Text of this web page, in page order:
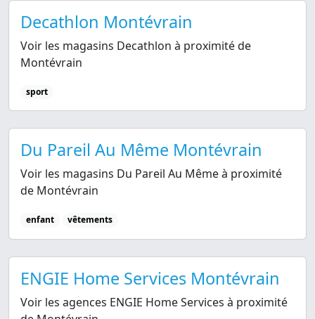
Decathlon Montévrain
Voir les magasins Decathlon à proximité de
Montévrain
sport
Du Pareil Au Même Montévrain
Voir les magasins Du Pareil Au Même à proximité
de Montévrain
enfant vêtements
ENGIE Home Services Montévrain
Voir les agences ENGIE Home Services à proximité